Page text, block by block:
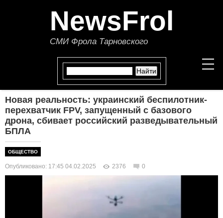
NewsFrol
СМИ Фрола Тарновского
НОВОСТИ
ЭКОНОМИКА
В МИРЕ
Новая реальность: украинский беспилотник-
перехватчик FPV, запущенный с базового
дрона, сбивает российский разведывательный
БПЛА
ОБЩЕСТВО
Опубликовано: 17:45 04.02.2025 2376 0